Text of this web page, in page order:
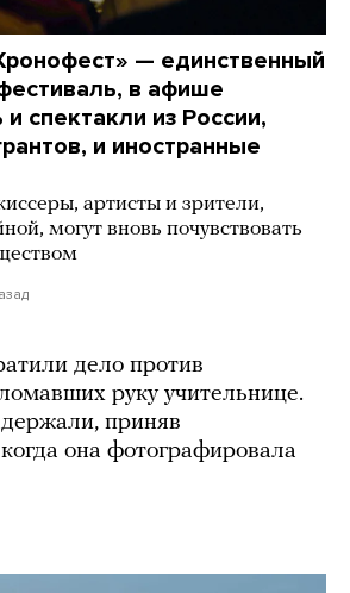
— единственный
в афише
спектакли из России,
и иностранные
артисты и зрители,
могут вновь почувствовать
дело против
руку учительнице.
приняв
она фотографировала